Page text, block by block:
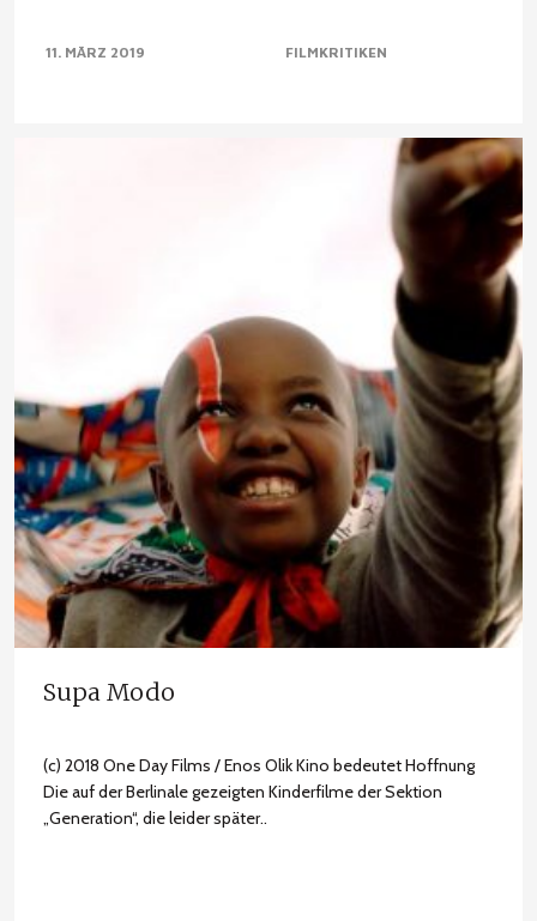
11. MÄRZ 2019 FILMKRITIKEN
Supa Modo
(c) 2018 One Day Films / Enos Olik Kino bedeutet Hoffnung
Die auf der Berlinale gezeigten Kinderfilme der Sektion
„Generation“, die leider später..